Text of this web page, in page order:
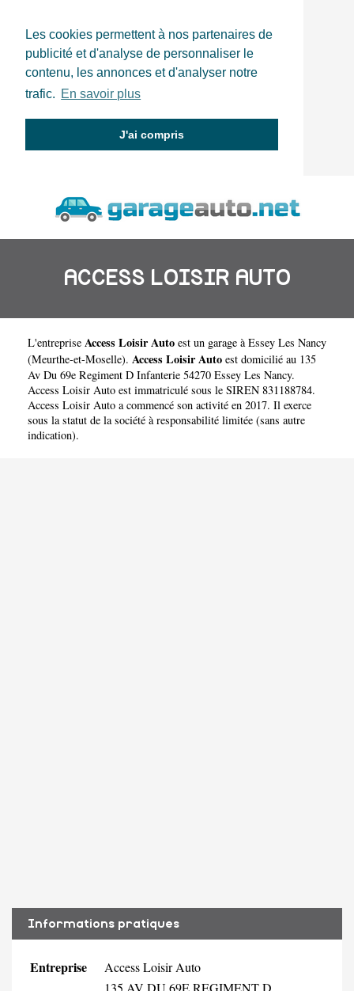
Les cookies permettent à nos partenaires de
publicité et d'analyse de personnaliser le
contenu, les annonces et d'analyser notre
trafic. En savoir plus
J'ai compris
ACCESS LOISIR AUTO
L'entreprise Access Loisir Auto est un garage à Essey Les Nancy
(Meurthe-et-Moselle). Access Loisir Auto est domicilié au 135
Av Du 69e Regiment D Infanterie 54270 Essey Les Nancy.
Access Loisir Auto est immatriculé sous le SIREN 831188784.
Access Loisir Auto a commencé son activité en 2017. Il exerce
sous la statut de la société à responsabilité limitée (sans autre
indication).
Informations pratiques
Entreprise Access Loisir Auto
135 AV DU 69E REGIMENT D